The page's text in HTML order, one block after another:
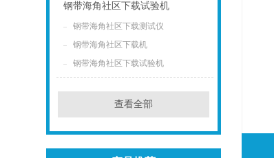
钢带海角社区下载试验机
钢带海角社区下载测试仪
钢带海角社区下载机
钢带海角社区下载试验机
查看全部